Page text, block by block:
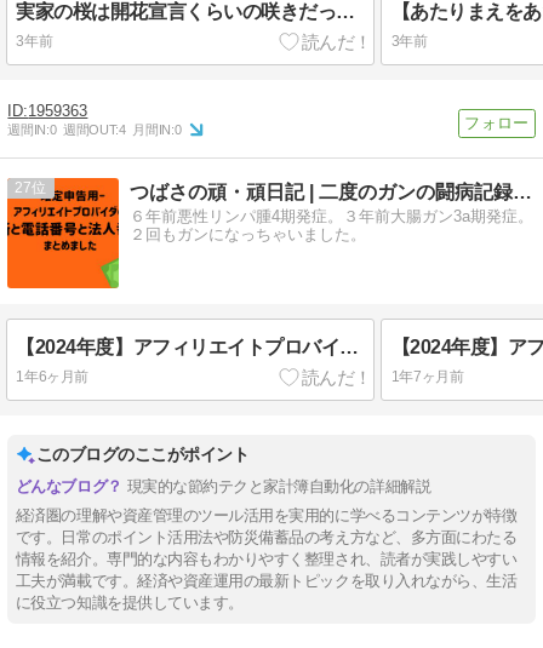
実家の桜は開花宣言くらいの咲きだった#桜 #さくら #サクラ #sakura
3年前 3年前
1959363
週間IN:0 週間OUT:4 月間IN:0
27 つばさの頑・頑日記 | 二度のガンの闘病記録と日々の生活
６年前悪性リンパ腫4期発症。３年前大腸ガン3a期発症。
２回もガンになっちゃいました。
【2024年度】アフィリエイトプロバイダの住所と電話番号、法人番号まとめ【確定申告・コピペOK】
1年6ヶ月前 1年7ヶ月前
このブログのここがポイント
現実的な節約テクと家計簿自動化の詳細解説
経済圏の理解や資産管理のツール活用を実用的に学べるコンテンツが特徴
です。日常のポイント活用法や防災備蓄品の考え方など、多方面にわたる
情報を紹介。専門的な内容もわかりやすく整理され、読者が実践しやすい
工夫が満載です。経済や資産運用の最新トピックを取り入れながら、生活
に役立つ知識を提供しています。